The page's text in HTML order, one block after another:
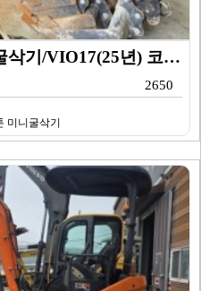
삭기/VIO17(25년) 코…
2650
미니굴삭기